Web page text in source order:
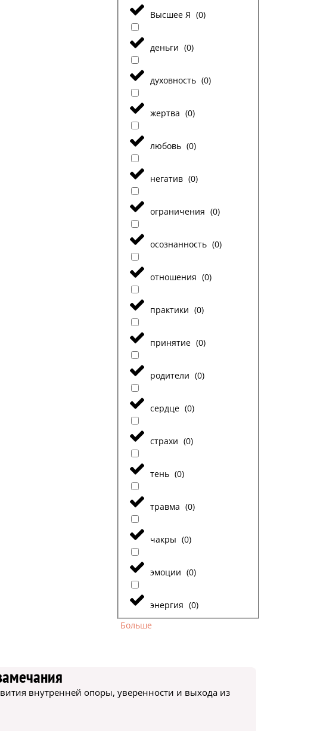
Высшее Я (0)
деньги (0)
духовность (0)
жертва (0)
любовь (0)
негатив (0)
ограничения (0)
осознанность (0)
отношения (0)
практики (0)
принятие (0)
родители (0)
сердце (0)
страхи (0)
тень (0)
травма (0)
чакры (0)
эмоции (0)
энергия (0)
Больше
внутренней опоры, уверенности и выхода из